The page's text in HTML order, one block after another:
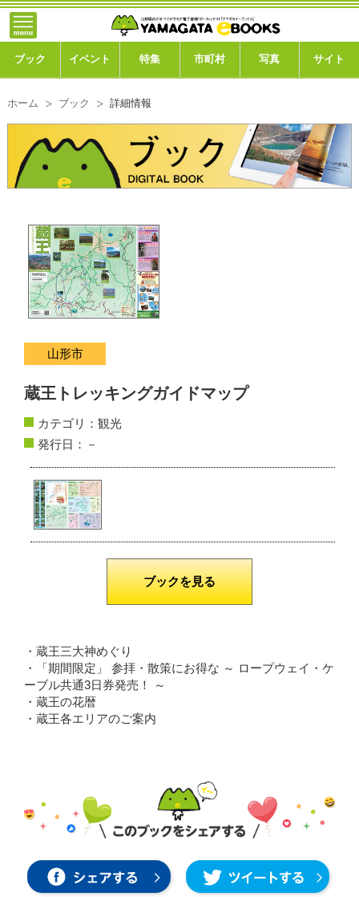
ブック イベント 特集 市町村 写真 サイト
ホーム ブック 詳細情報
山形市
蔵王トレッキングガイドマップ
カテゴリ：観光
発行日：－
ブックを見る
・蔵王三大神めぐり
・「期間限定」 参拝・散策にお得な ～ ロープウェイ・ケ
ーブル共通3日券発売！ ～
・蔵王の花暦
・蔵王各エリアのご案内
トップ
ブック
市町村
このサイトについて
運営会社
ご利用ガイド
よくある質問
サイトマップ
お問い合わせ
掲載規約
}; -->